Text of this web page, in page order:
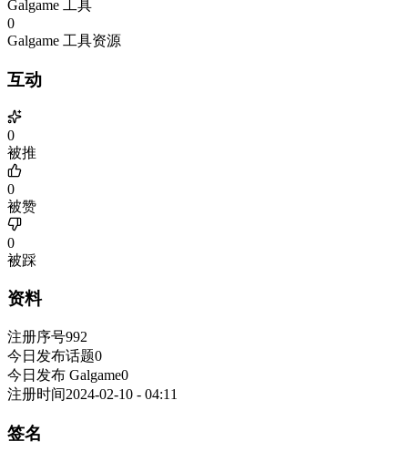
Galgame 工具
0
Galgame 工具资源
互动
0
被推
0
被赞
0
被踩
资料
注册序号992
今日发布话题0
今日发布 Galgame0
注册时间2024-02-10 - 04:11
签名